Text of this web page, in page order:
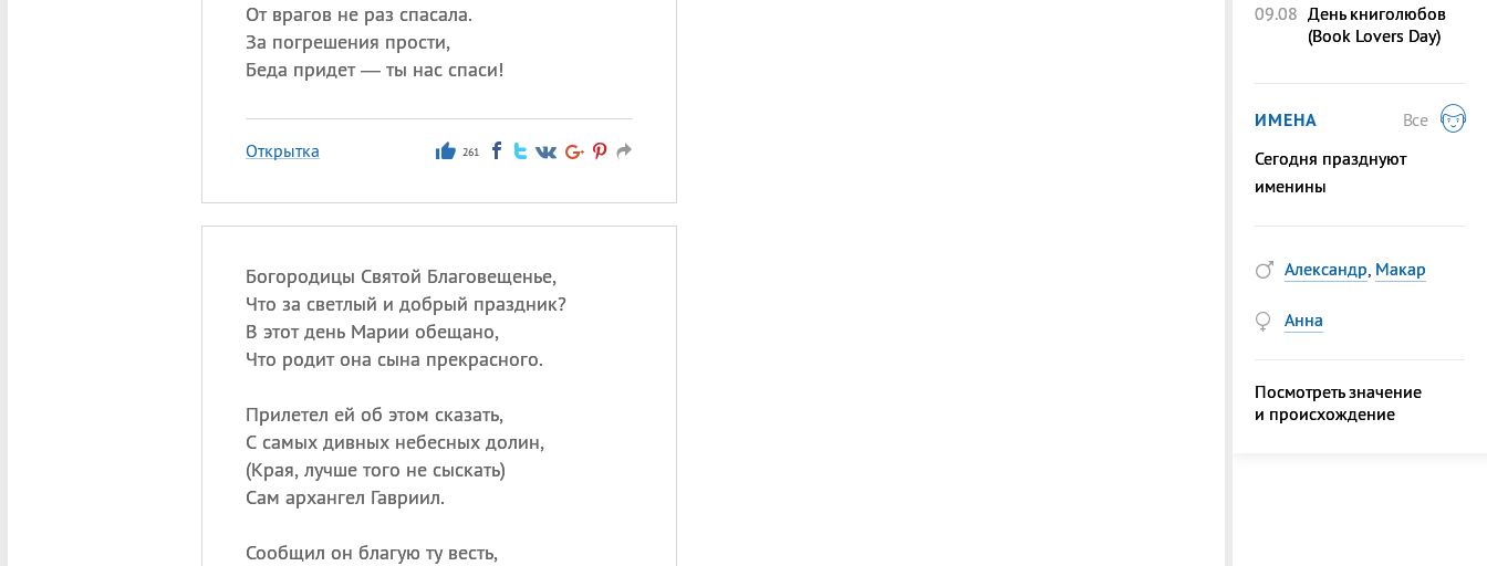
От врагов не раз спасала.
За погрешения прости,
Беда придет — ты нас спаси!
Открытка 261
Богородицы Святой Благовещенье,
Что за светлый и добрый праздник?
В этот день Марии обещано,
Что родит она сына прекрасного.
Прилетел ей об этом сказать,
С самых дивных небесных долин,
(Края, лучше того не сыскать)
Сам архангел Гавриил.
Сообщил он благую ту весть,
09.08 День книголюбов
(Book Lovers Day)
ИМЕНА
Все
Сегодня празднуют
именины
Александр, Макар
Анна
Посмотреть значение
и происхождение